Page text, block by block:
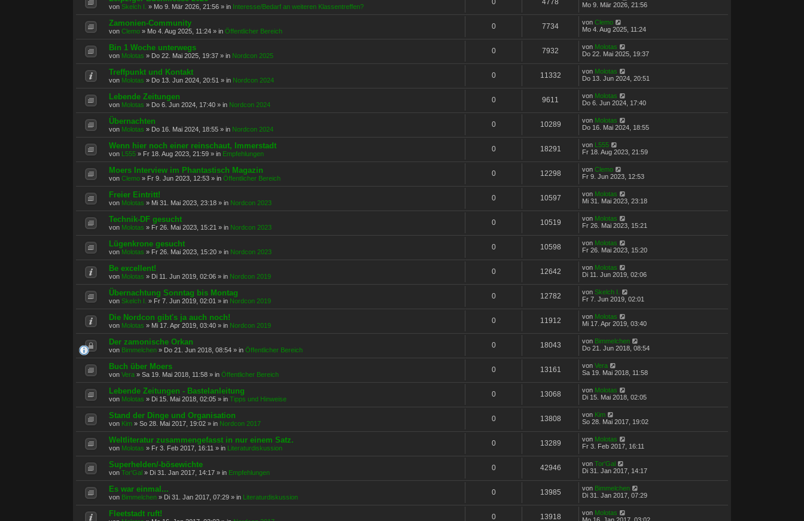
von Skelch I. » Mo 9. Mär 2026, 21:56 » in Interesse/Bedarf an weiteren Klassentreffen?
0 4778
Mo 9. Mär 2026, 21:56
Zamonien-Community
von Clemo » Mo 4. Aug 2025, 11:24 » in Öffentlicher Bereich
0 7734 von Clemo
Mo 4. Aug 2025, 11:24
Bin 1 Woche unterwegs
von Molotas » Do 22. Mai 2025, 19:37 » in Nordcon 2025
0 7932 von Molotas
Do 22. Mai 2025, 19:37
Treffpunkt und Kontakt
von Molotas » Do 13. Jun 2024, 20:51 » in Nordcon 2024
0 11332 von Molotas
Do 13. Jun 2024, 20:51
Lebende Zeitungen
von Molotas » Do 6. Jun 2024, 17:40 » in Nordcon 2024
0 9611 von Molotas
Do 6. Jun 2024, 17:40
Übernachten
von Molotas » Do 16. Mai 2024, 18:55 » in Nordcon 2024
0 10289 von Molotas
Do 16. Mai 2024, 18:55
Wenn hier noch einer reinschaut, Immerstadt
von L555 » Fr 18. Aug 2023, 21:59 » in Empfehlungen
0 18291 von L555
Fr 18. Aug 2023, 21:59
Moers Interview im Phantastisch Magazin
von Clemo » Fr 9. Jun 2023, 12:53 » in Öffentlicher Bereich
0 12298 von Clemo
Fr 9. Jun 2023, 12:53
Freier Eintritt!
von Molotas » Mi 31. Mai 2023, 23:18 » in Nordcon 2023
0 10597 von Molotas
Mi 31. Mai 2023, 23:18
Technik-DF gesucht
von Molotas » Fr 26. Mai 2023, 15:21 » in Nordcon 2023
0 10519 von Molotas
Fr 26. Mai 2023, 15:21
Lügenkrone gesucht
von Molotas » Fr 26. Mai 2023, 15:20 » in Nordcon 2023
0 10598 von Molotas
Fr 26. Mai 2023, 15:20
Be excellent!
von Molotas » Di 11. Jun 2019, 02:06 » in Nordcon 2019
0 12642 von Molotas
Di 11. Jun 2019, 02:06
Übernachtung Sonntag bis Montag
von Skelch I. » Fr 7. Jun 2019, 02:01 » in Nordcon 2019
0 12782 von Skelch I.
Fr 7. Jun 2019, 02:01
Die Nordcon gibt's ja auch noch!
von Molotas » Mi 17. Apr 2019, 03:40 » in Nordcon 2019
0 11912 von Molotas
Mi 17. Apr 2019, 03:40
Der zamonische Orkan
von Bimmelchen » Do 21. Jun 2018, 08:54 » in Öffentlicher Bereich
0 18043 von Bimmelchen
Do 21. Jun 2018, 08:54
Buch über Moers
von Vera » Sa 19. Mai 2018, 11:58 » in Öffentlicher Bereich
0 13161 von Vera
Sa 19. Mai 2018, 11:58
Lebende Zeitungen - Bastelanleitung
von Molotas » Di 15. Mai 2018, 02:05 » in Tipps und Hinweise
0 13068 von Molotas
Di 15. Mai 2018, 02:05
Stand der Dinge und Organisation
von Kim » So 28. Mai 2017, 19:02 » in Nordcon 2017
0 13808 von Kim
So 28. Mai 2017, 19:02
Weltliteratur zusammengefasst in nur einem Satz.
von Molotas » Fr 3. Feb 2017, 16:11 » in Literaturdiskussion
0 13289 von Molotas
Fr 3. Feb 2017, 16:11
Superhelden/-bösewichte
von Tor'Gal » Di 31. Jan 2017, 14:17 » in Empfehlungen
0 42946 von Tor'Gal
Di 31. Jan 2017, 14:17
Es war einmal...
von Bimmelchen » Di 31. Jan 2017, 07:29 » in Literaturdiskussion
0 13985 von Bimmelchen
Di 31. Jan 2017, 07:29
Fleetstadt ruft! 0 13918 von Molotas